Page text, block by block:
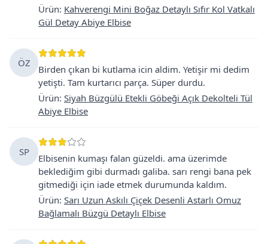
Ürün: Kahverengi Mini Boğaz Detaylı Sıfır Kol Vatkalı
Gül Detay Abiye Elbise
ÖZ
Birden çıkan bi kutlama icin aldim. Yetişir mi dedim
yetişti. Tam kurtarıcı parça. Süper durdu.
Ürün: Siyah Büzgülü Etekli Göbeği Açık Dekolteli Tül
Abiye Elbise
SP
Elbisenin kumaşı falan güzeldi. ama üzerimde
beklediğim gibi durmadı galiba. sarı rengi bana pek
gitmediği için iade etmek durumunda kaldım.
Ürün: Sarı Uzun Askılı Çiçek Desenli Astarlı Omuz
Bağlamalı Büzgü Detaylı Elbise